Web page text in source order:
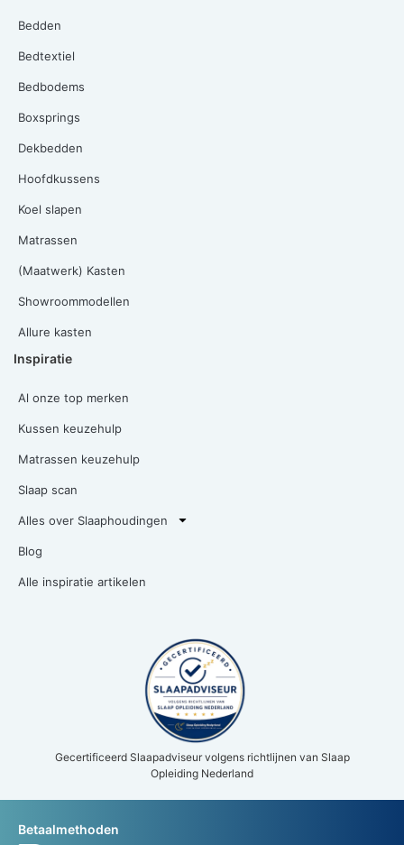
Bedden
Bedtextiel
Bedbodems
Boxsprings
Dekbedden
Hoofdkussens
Koel slapen
Matrassen
(Maatwerk) Kasten
Showroommodellen
Allure kasten
Inspiratie
Al onze top merken
Kussen keuzehulp
Matrassen keuzehulp
Slaap scan
Alles over Slaaphoudingen
Blog
Alle inspiratie artikelen
Gecertificeerd Slaapadviseur volgens richtlijnen van Slaap
Opleiding Nederland
Betaalmethoden